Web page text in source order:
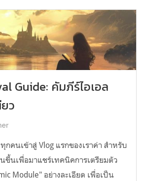
Guide: คัมภีร์ไอเอล
ว
คนเข้าสู่ Vlog แรกของเราค่า สำหรับ
นขึ้นเพื่อมาแชร์เทคนิคการเตรียมตัว
Module" อย่างละเอียด เพื่อเป็น